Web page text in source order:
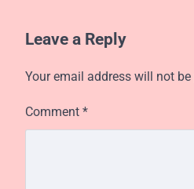
Leave a Reply
Your email address will not
Comment *